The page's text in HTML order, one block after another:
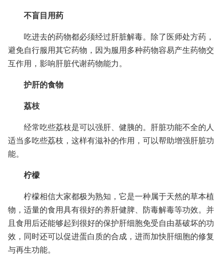
不盲目用药
吃进去的药物都必须经过肝脏解毒。除了医师处方药，
避免自行服用其它药物，因为服用多种药物容易产生药物交
互作用，影响肝脏代谢药物能力。
护肝的食物
荔枝
经常吃些荔枝是可以强肝、健胰的。肝脏功能不全的人
适当多吃些荔枝，这样有滋补的作用，可以帮助增强肝脏功
能。
柠檬
柠檬相信大家都极为熟知，它是一种属于天然的草本植
物，适量的食用具有很好的养肝健脾、防毒解毒等功效。并
且食用后还能够起到很好的保护肝细胞免受自由基破坏的功
效，同时还可以促进蛋白质的合成，进而加快肝细胞的修复
与再生功能。